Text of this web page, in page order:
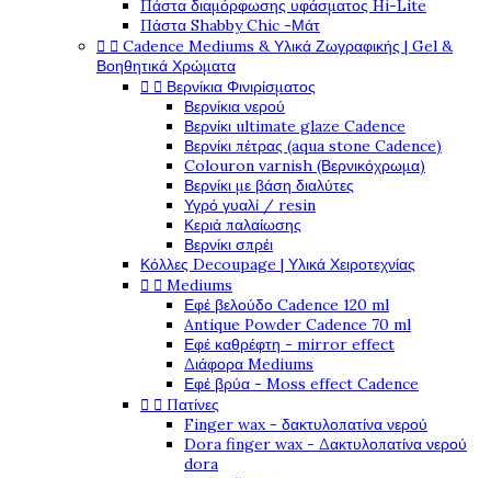
Πάστα διαμόρφωσης υφάσματος Hi-Lite
Πάστα Shabby Chic -Μάτ
  Cadence Mediums & Υλικά Ζωγραφικής | Gel &
Βοηθητικά Χρώματα
  Βερνίκια Φινιρίσματος
Βερνίκια νερού
Βερνίκι ultimate glaze Cadence
Βερνίκι πέτρας (aqua stone Cadence)
Colouron varnish (Βερνικόχρωμα)
Βερνίκι με βάση διαλύτες
Υγρό γυαλί / resin
Κεριά παλαίωσης
Βερνίκι σπρέι
Κόλλες Decoupage | Υλικά Χειροτεχνίας
  Mediums
Εφέ βελούδο Cadence 120 ml
Antique Powder Cadence 70 ml
Εφέ καθρέφτη - mirror effect
Διάφορα Mediums
Εφέ βρύα - Moss effect Cadence
  Πατίνες
Finger wax - δακτυλοπατίνα νερού
Dora finger wax - Δακτυλοπατίνα νερού
dora